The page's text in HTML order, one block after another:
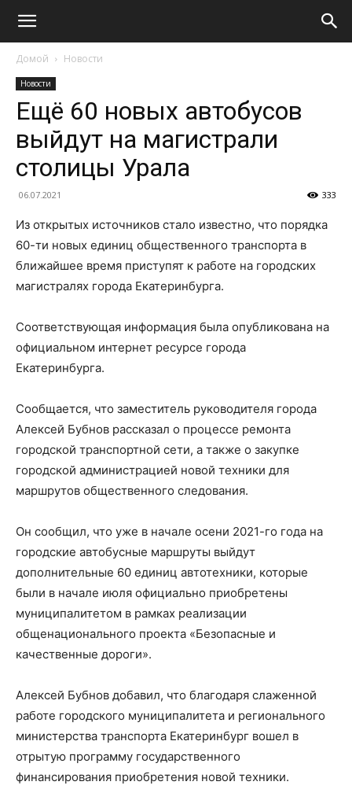
Домой Новости
Новости
Ещё 60 новых автобусов
выйдут на магистрали
столицы Урала
06.07.2021 333
Из открытых источников стало известно, что порядка
60-ти новых единиц общественного транспорта в
ближайшее время приступят к работе на городских
магистралях города Екатеринбурга.
Соответствующая информация была опубликована на
официальном интернет ресурсе города
Екатеринбурга.
Сообщается, что заместитель руководителя города
Алексей Бубнов рассказал о процессе ремонта
городской транспортной сети, а также о закупке
городской администрацией новой техники для
маршрутов общественного следования.
Он сообщил, что уже в начале осени 2021-го года на
городские автобусные маршруты выйдут
дополнительные 60 единиц автотехники, которые
были в начале июля официально приобретены
муниципалитетом в рамках реализации
общенационального проекта «Безопасные и
качественные дороги».
Алексей Бубнов добавил, что благодаря слаженной
работе городского муниципалитета и регионального
министерства транспорта Екатеринбург вошел в
отрытую программу государственного
финансирования приобретения новой техники.